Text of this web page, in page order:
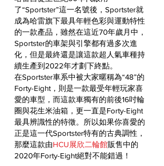
了“Sportster”這一名號後，Sportster就
成為哈雷旗下最具年輕色彩與運動特性
的一款產品，雖然在這近70年歲月中，
Sportster的車架與引擎都有過多次進
化，但是最終還是讓這款超人氣車種持
續生產到2022年才劃下終點。
在Sportster車系中被大家暱稱為“48”的
Forty-Eight，則是一款最受年輕玩家喜
愛的車型，而這款車獨有的前後16吋輪
圈與花生米油箱，更一直是Forty-Eight
最具辨識性的特徵。所以如果你喜愛的
正是這一代Sportster特有的古典調性，
那麼這款由HCU展欣二輪館販售中的
2020年Forty-Eight絕對不能錯過！